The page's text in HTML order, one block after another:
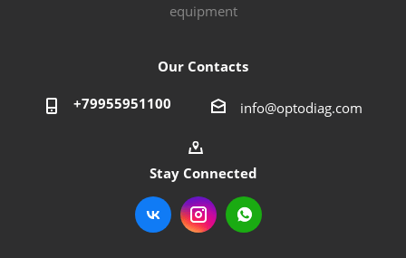
equipment
Our Contacts
+79955951100 info@optodiag.com
Stay Connected